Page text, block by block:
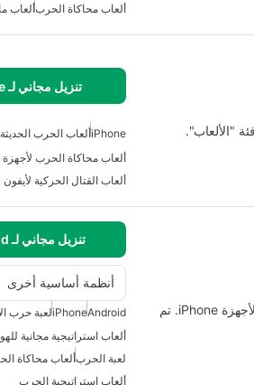
ألعاب محاكاة الحربألعاب
تنزيل مجاني لـ iPhone
iPhoneألعاب الحرب الحديثة
ألعاب محاكاة الحرب لأجهزة
ألعاب القتال الحركية لأيفون
تنزيل مجاني لـ Android
أنظمة أساسية أخرى
وور آند وندرز هي لعبة جذابة للدفاع عن البرج واستراتيجية في الوقت الحقيقي متاحة لأجهزة iPhone. تم
Android
iPhoneلعبة حرب
ألعاب استراتيجية مجانية
لعبة الحربألعاب محاكاة
ألعاب استراتيجية الحرب